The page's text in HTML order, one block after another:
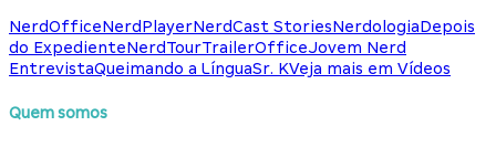
NerdOfficeNerdPlayerNerdCast StoriesNerdologiaDepois
do ExpedienteNerdTourTrailerOfficeJovem Nerd
EntrevistaQueimando a LínguaSr. KVeja mais em Vídeos
Quem somos